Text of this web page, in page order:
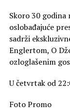
Skoro 30 godina
oslobađajuće
sadrži
Englertom, O
ozloglašenim
U četvrtak od
Foto Promo